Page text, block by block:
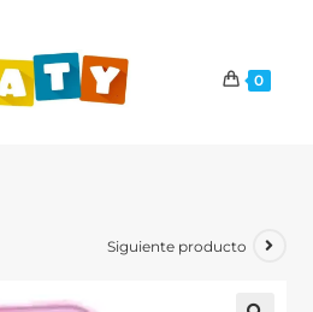
0
Siguiente producto